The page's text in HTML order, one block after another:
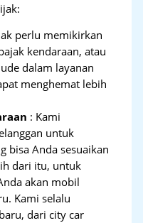
perlu memikirkan
kendaraan, atau
dalam layanan
menghemat lebih
: Kami
untuk
bisa Anda sesuaikan
dari itu, untuk
akan mobil
Kami selalu
dari city car